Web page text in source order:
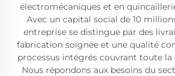
électromécaniques et en
Avec un capital social de 10
entreprise se distingue par des
fabrication soignée et une qualité
processus intégrés couvrant toute la
Nous répondons aux besoins du